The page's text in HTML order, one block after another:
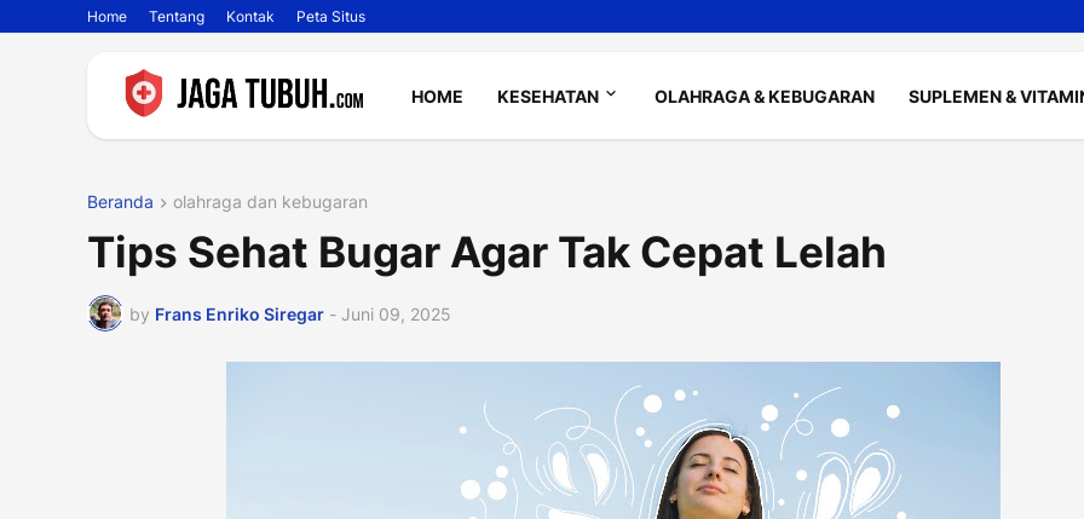
Home Tentang Kontak Peta Situs
HOME KESEHATAN OLAHRAGA & KEBUGARAN SUPLEMEN &
Beranda olahraga dan kebugaran
Tips Sehat Bugar Agar Tak Cepat Lelah
by Frans Enriko Siregar - Juni 09, 2025